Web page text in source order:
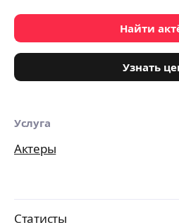
Найти
Узнать
Услуга
Актеры
Статисты